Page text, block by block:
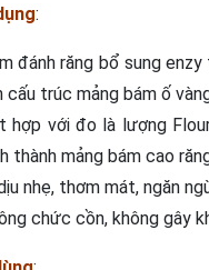
:
đánh răng bổ sung
cấu trúc mảng bám ố
hợp với đo là lượng
thành mảng bám cao
nhẹ, thơm mát, ngăn
chức cồn, không gây